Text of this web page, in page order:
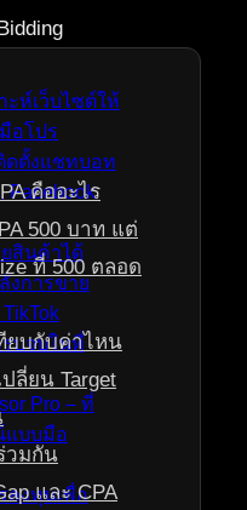
ะห์เว็บไซต์ให้
อโปร
ดตั้งแชทบอท
Facebook
สินค้าได้
งการขาย
รบจบในที่
Pro – ที่
แบบมือ
ลงทุนเพื่อ
คืออะไร
500 บาท แต่
ที่ 500 ตลอด
ยบกับค่าไหน
ลี่ยน Target
วมกัน
และ CPA